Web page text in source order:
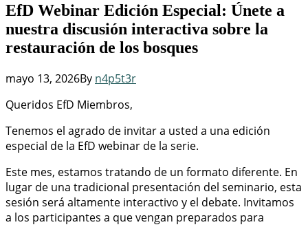
EfD Webinar Edición Especial: Únete a
nuestra discusión interactiva sobre la
restauración de los bosques
mayo 13, 2026By n4p5t3r
Queridos EfD Miembros,
Tenemos el agrado de invitar a usted a una edición
especial de la EfD webinar de la serie.
Este mes, estamos tratando de un formato diferente. En
lugar de una tradicional presentación del seminario, esta
sesión será altamente interactivo y el debate. Invitamos
a los participantes a que vengan preparados para